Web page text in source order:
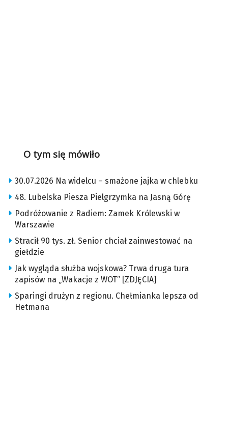
O tym się mówiło
30.07.2026 Na widelcu – smażone jajka w chlebku
48. Lubelska Piesza Pielgrzymka na Jasną Górę
Podróżowanie z Radiem: Zamek Królewski w
Warszawie
Stracił 90 tys. zł. Senior chciał zainwestować na
giełdzie
Jak wygląda służba wojskowa? Trwa druga tura
zapisów na „Wakacje z WOT” [ZDJĘCIA]
Sparingi drużyn z regionu. Chełmianka lepsza od
Hetmana